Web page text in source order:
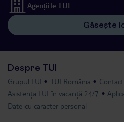
Agențiile TUI
Găsește
Despre TUI
Grupul TUI TUI România
Contact
Asistența TUI în vacanță 24/7
Date cu caracter personal